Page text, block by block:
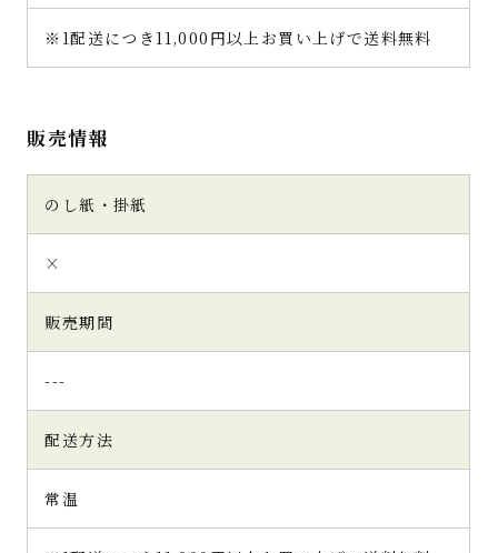
※1配送につき11,000円以上お買い上げで送料無料
販売情報
のし紙・掛紙
×
販売期間
---
配送方法
常温